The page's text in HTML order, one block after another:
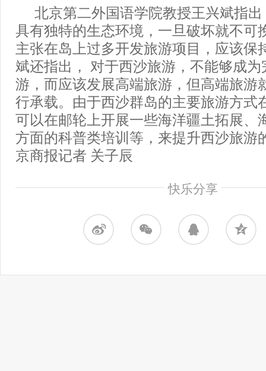
北京第二外国语学院教授王兴斌指
具有独特的生态环境，一旦破坏就不可
主张在岛上过多开发旅游项目，应该保
斌还指出， 对于西沙旅游，不能够成
游，而应该发展高端旅游，但高端旅游
行承载。由于西沙群岛的主要旅游方式
可以在邮轮上开展一些海洋疆土拓展、
方面的科普类培训等，来提升西沙旅游
京商报记者 关子辰
快乐分享